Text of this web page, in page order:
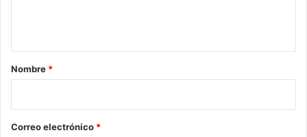
r
*
Nombre *
Correo electrónico *